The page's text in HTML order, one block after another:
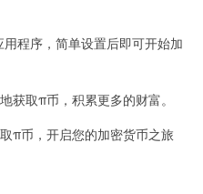
程序，简单设置后即可开始加
取π币，积累更多的财富。
币，开启您的加密货币之旅